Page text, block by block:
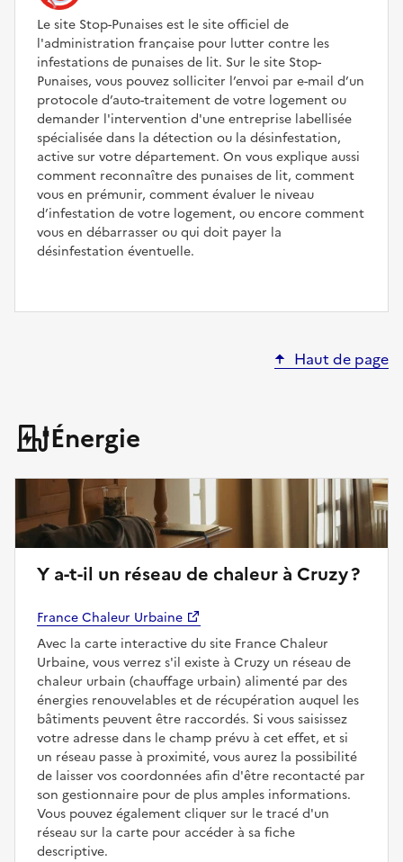
Le site Stop-Punaises est le site officiel de
l'administration française pour lutter contre les
infestations de punaises de lit. Sur le site Stop-
Punaises, vous pouvez solliciter l’envoi par e-mail d’un
protocole d’auto-traitement de votre logement ou
demander l'intervention d'une entreprise labellisée
spécialisée dans la détection ou la désinfestation,
active sur votre département. On vous explique aussi
comment reconnaître des punaises de lit, comment
vous en prémunir, comment évaluer le niveau
d’infestation de votre logement, ou encore comment
vous en débarrasser ou qui doit payer la
désinfestation éventuelle.
Haut de page
Énergie
Y a-t-il un réseau de chaleur à Cruzy ?
France Chaleur Urbaine
Avec la carte interactive du site France Chaleur
Urbaine, vous verrez s'il existe à Cruzy un réseau de
chaleur urbain (chauffage urbain) alimenté par des
énergies renouvelables et de récupération auquel les
bâtiments peuvent être raccordés. Si vous saisissez
votre adresse dans le champ prévu à cet effet, et si
un réseau passe à proximité, vous aurez la possibilité
de laisser vos coordonnées afin d'être recontacté par
son gestionnaire pour de plus amples informations.
Vous pouvez également cliquer sur le tracé d'un
réseau sur la carte pour accéder à sa fiche
descriptive.